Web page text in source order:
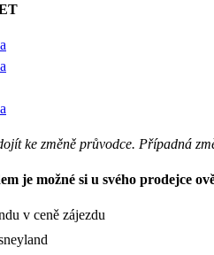
ke změně průvodce. Případná
je možné si u svého prodejce
v ceně zájezdu